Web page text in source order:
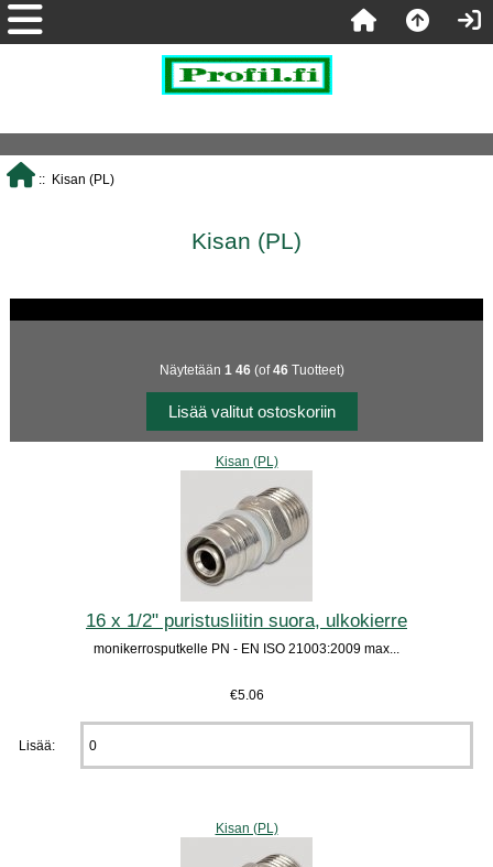
:: Kisan (PL)
Kisan (PL)
Näytetään 1 46 (of46 Tuotteet)
Kisan (PL)
16 x 1/2" puristusliitin suora, ulkokierre
monikerrosputkelle PN - EN ISO 21003:2009 max...
€5.06
Lisää:
Kisan (PL)